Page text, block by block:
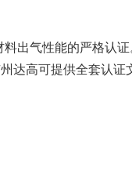
出气性能的严格认
达高可提供全套认证